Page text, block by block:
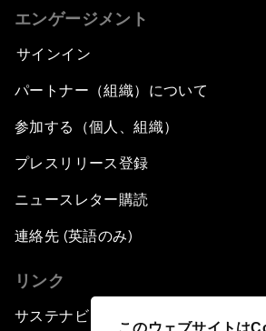
このウェブサイトは
エンゲージメント
サインイン
パートナー（組織）について
参加する（個人、組織）
プレスリリース登録
ニュースレター購読
連絡先 (英語のみ)
リンク
サステナビリティへの取り組み